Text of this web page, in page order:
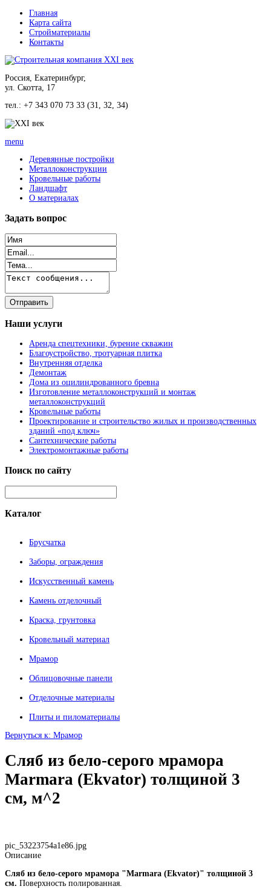
Главная
Карта сайта
Стройматериалы
Контакты
Россия, Екатеринбург,
ул. Скотта, 17
тел.: +7 343 070 73 33 (31, 32, 34)
menu
Деревянные постройки
Металлоконструкции
Кровельные работы
Ландшафт
О материалах
Задать вопрос
Наши услуги
Аренда спецтехники, бурение скважин
Благоустройство, тротуарная плитка
Внутренняя отделка
Демонтаж
Дома из оцилиндрованного бревна
Изготовление металлоконструкций и монтаж
металлоконструкций
Кровельные работы
Проектирование и строительство жилых и производственных
зданий «под ключ»
Сантехнические работы
Электромонтажные работы
Поиск по сайту
Каталог
Брусчатка
Заборы, ограждения
Искусственный камень
Камень отделочный
Краска, грунтовка
Кровельный материал
Мрамор
Облицовочные панели
Отделочные материалы
Плиты и пиломатериалы
Вернуться к: Мрамор
Сляб из бело-серого мрамора
Marmara (Ekvator) толщиной 3
см, м^2
pic_53223754a1e86.jpg
Описание
Сляб из бело-серого мрамора "Marmara (Ekvator)" толщиной 3
см. Поверхность полированная.